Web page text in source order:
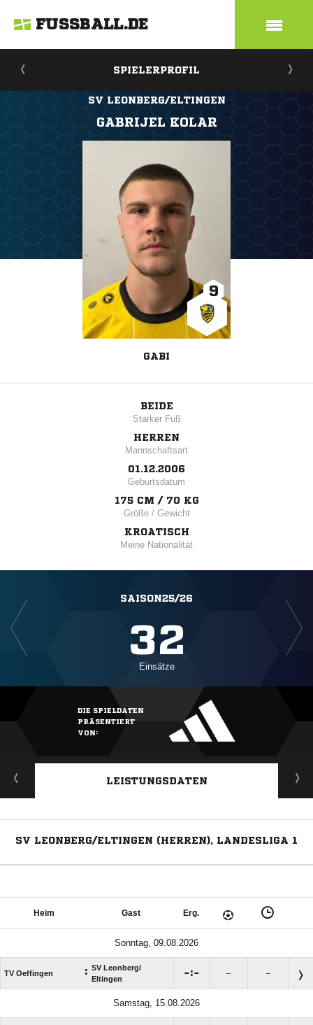
FUSSBALL.DE
SPIELERPROFIL
SV LEONBERG/ELTINGEN
GABRIJEL KOLAR
9
GABI
BEIDE
Starker Fuß
HERREN
Mannschaftsart
01.12.2006
Geburtsdatum
175 CM / 70 KG
Größe / Gewicht
KROATISCH
Meine Nationalität
SAISON25/26
32
Einsätze
DIE SPIELDATEN
PRÄSENTIERT
VON:
LEISTUNGSDATEN
SV LEONBERG/ELTINGEN (HERREN), LANDESLIGA 1
Heim Gast Erg.
Sonntag, 09.08.2026
TV Oeffingen : SV Leonberg/​
Eltingen
: – –
Samstag, 15.08.2026